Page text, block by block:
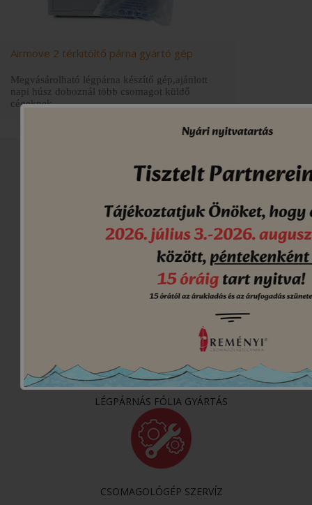
Airmove 2 térkitöltő párna gyártó gép
Megvásárolható légpárna készítő gép,ajánlott
napi húsz doboznál több csomagot küldő
cégeknek.
ÁRAJÁNLATKÉRÉS
LÉGPÁRNÁS FÓLIA GYÁRTÁS
CSOMAGOLÓGÉP SZERVÍZ